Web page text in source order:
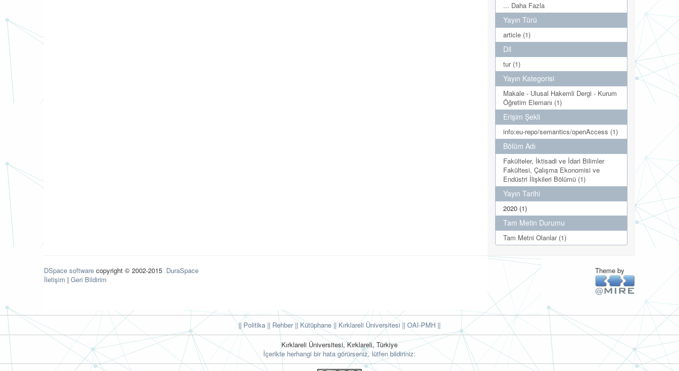
... Daha Fazla
Yayın Türü
article (1)
Dil
tur (1)
Yayın Kategorisi
Makale - Ulusal Hakemli Dergi - Kurum
Öğretim Elemanı (1)
Erişim Şekli
info:eu-repo/semantics/openAccess (1)
Bölüm Adı
Fakülteler, İktisadi ve İdari Bilimler
Fakültesi, Çalışma Ekonomisi ve
Endüstri İlişkileri Bölümü (1)
Yayın Tarihi
2020 (1)
Tam Metin Durumu
Tam Metni Olanlar (1)
DSpace software copyright © 2002-2015 DuraSpace
İletişim | Geri Bildirim
Theme by
|| Politika || Rehber|| Kütüphane || Kırklareli Üniversitesi ||OAI-PMH ||
Kırklareli Üniversitesi, Kırklareli, Türkiye
İçerikte herhangi bir hata görürseniz, lütfen bildiriniz: